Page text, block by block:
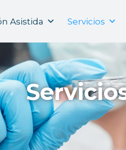
Asistida Servicios